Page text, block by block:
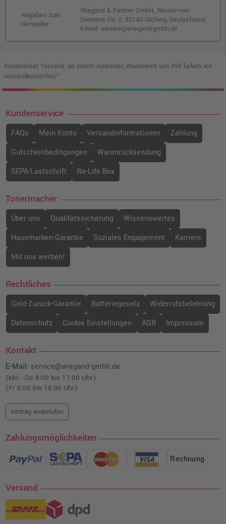
Angaben zum
Hersteller
Wiegand & Partner GmbH, Werner-von-
Siemens-Str. 6, 82140 Olching, Deutschland,
E-Mail: service@wiegand-gmbh.de
Kostenloser Versand: ab einem Ampertec Warenwert von 35€ liefern wir
versandkostenfrei!¹
Kundenservice
FAQs Mein Konto Versandinformationen
Zahlung
Gutscheinbedingungen
Warenrücksendung
SEPA-Lastschrift
Re-Life Box
Tonermacher
Über uns Qualitätssicherung
Wissenswertes
Hausmarken-Garantie
Soziales Engagement
Karriere
Mit uns werben!
Rechtliches
Geld-Zurück-Garantie Batteriegesetz
Widerrufsbelehrung
Datenschutz
Cookie Einstellungen AGB Impressum
Kontakt
E-Mail: service@wiegand-gmbh.de
(Mo - Do 8:00 bis 17:00 Uhr)
(Fr 8:00 bis 16:00 Uhr)
Vertrag widerrufen
Zahlungsmöglichkeiten
Rechnung
Versand